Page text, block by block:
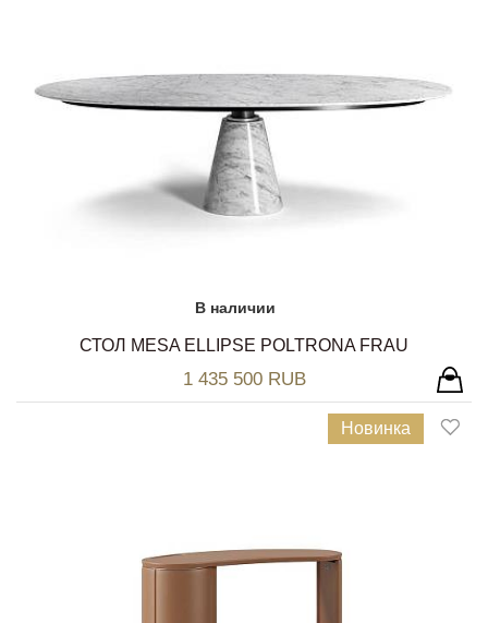
В наличии
СТОЛ MESA ELLIPSE POLTRONA FRAU
1 435 500 RUB
Новинка